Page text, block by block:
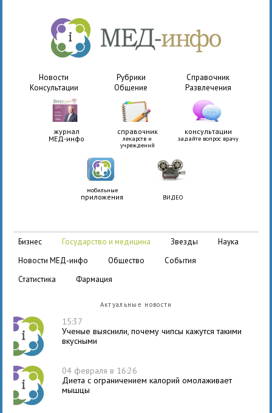
Новости Рубрики
Справочник
Консультации
Общение Развлечения
журнал
МЕД-инфо
справочник
лекарств и
учреждений
консультации
задайте вопрос врачу
мобильные
приложения ВИДЕО
бизнес государство и медицина звезды
наука
новости МЕД-инфо
общество
события
статистика
фармация
Актуальные новости
15:37
Ученые выяснили, почему чипсы кажутся такими
вкусными
04 февраля в 16:26
Диета с ограничением калорий омолаживает
мышцы